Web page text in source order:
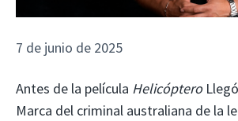
7 de junio de 2025
Antes de la película Helicóptero
Marca del criminal australiana de la